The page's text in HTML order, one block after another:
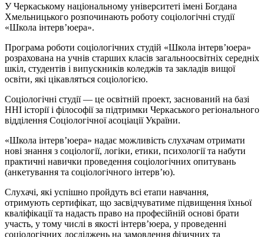
У Черкаському національному університеті імені Богдана
Хмельницького розпочинають роботу соціологічні студії
«Школа інтерв’юера».
Програма роботи соціологічних студій «Школа інтерв’юера»
розрахована на учнів старших класів загальноосвітніх середніх
шкіл, студентів і випускників коледжів та закладів вищої
освіти, які цікавляться соціологією.
Соціологічні студії — це освітній проект, заснований на базі
ННІ історії і філософії за підтримки Черкаського регіонального
відділення Соціологічної асоціації України.
«Школа інтерв’юера» надає можливість слухачам отримати
нові знання з соціології, логіки, етики, психології та набути
практичні навички проведення соціологічних опитувань
(анкетування та соціологічного інтерв’ю).
Слухачі, які успішно пройдуть всі етапи навчання,
отримують сертифікат, що засвідчуватиме підвищення їхньої
кваліфікації та надасть право на професійній основі брати
участь, у тому числі в якості інтерв’юера, у проведенні
соціологічних досліджень на замовлення фізичних та